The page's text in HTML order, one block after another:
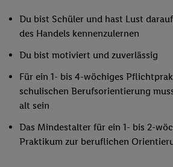
Du bist Schüler und hast Lust
des Handels kennenzulernen
Du bist motiviert und zuverlässig
Für ein 1- bis 4-wöchiges
schulischen Berufsorientierung
alt sein
Das Mindestalter für ein 1- bis 2-
Praktikum zur beruflichen